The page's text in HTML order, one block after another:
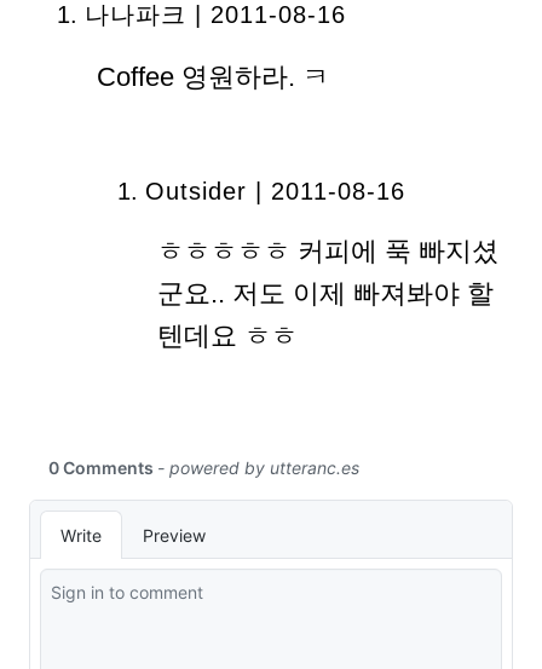
나나파크 | 2011-08-16
Coffee 영원하라. ㅋ
Outsider | 2011-08-16
ㅎㅎㅎㅎㅎ 커피에 푹 빠지셨
군요.. 저도 이제 빠져봐야 할
텐데요 ㅎㅎ